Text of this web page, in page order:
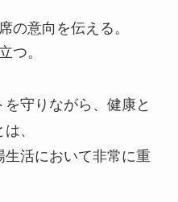
の意向を伝える。
つ。
守りながら、健康と
、
活において非常に重